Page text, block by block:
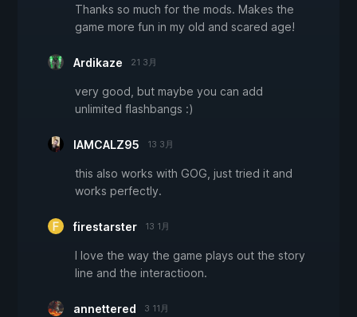
Thanks so much for the mods. Makes the
game more fun in my old and scared age!
Ardikaze 21 3月
very good, but maybe you can add
unlimited flashbangs :)
IAMCALZ95 13 3月
this also works with GOG, just tried it and
works perfectly.
firestarster 13 1月
I love the way the game plays out the story
line and the interactioon.
annettered 3 11月